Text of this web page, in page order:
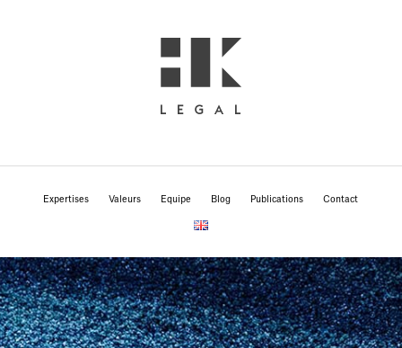
Expertises Valeurs Equipe Blog Publications Contact